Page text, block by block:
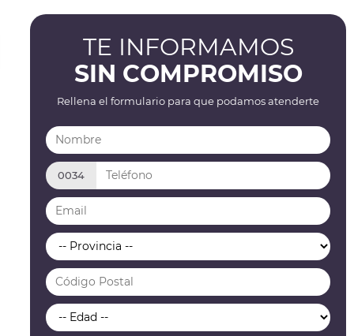
TE INFORMAMOS
SIN COMPROMISO
Rellena el formulario para que podamos atenderte
0034